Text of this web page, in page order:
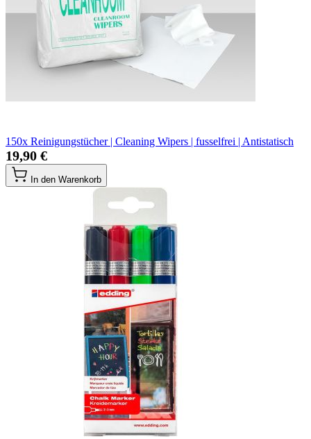
150x Reinigungstücher | Cleaning Wipers | fusselfrei | Antistatisch
19,90 €
In den Warenkorb